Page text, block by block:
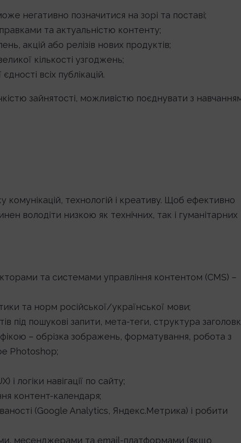
негативно позначитися на зорі та поставі;
та актуальністю контенту;
акцій або релізів нових продуктів;
кількості узгоджень;
всіх публікацій.
зайнятості, можливістю поєднувати з
технологій і креативу. Щоб ефективно
володіти низкою як технічних, так і гуманітарних
та системами управління контентом (CMS) –
та норм російської/української мови;
під пошукові запити, мета-теги, структура
– обрізка зображень, форматування, робота з
Photoshop;
і логіки навігації по сайту;
контент-календаря;
(Google Analytics, Яндекс.Метрика) і робити
месенджерами та email-платформами (якщо